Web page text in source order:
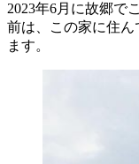
2023年6月に故郷で
前は、この家に住
ます。